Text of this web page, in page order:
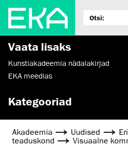
Vaata lisaks
Kunstiakadeemia nädalakirjad
EKA meedias
Kategooriad
Akadeemia Uudised
teaduskond
Visuaalne